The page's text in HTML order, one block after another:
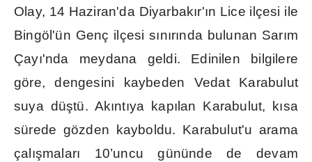
Olay, 14 Haziran'da Diyarbakır'ın Lice ilçesi ile
Bingöl'ün Genç ilçesi sınırında bulunan Sarım
Çayı'nda meydana geldi. Edinilen bilgilere
göre, dengesini kaybeden Vedat Karabulut
suya düştü. Akıntıya kapı lan Karabulut, kısa
sürede gözden kayboldu. Karabulut'u arama
çal ışmaları 10’uncu gününde de devam